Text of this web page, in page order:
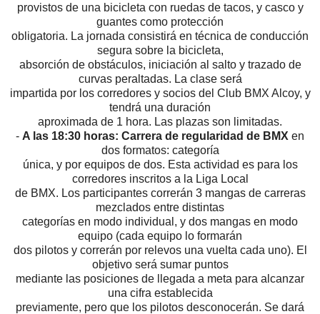
provistos de una bicicleta con ruedas de tacos, y casco y
guantes como protección
obligatoria. La jornada consistirá en técnica de conducción
segura sobre la bicicleta,
absorción de obstáculos, iniciación al salto y trazado de
curvas peraltadas. La clase será
impartida por los corredores y socios del Club BMX Alcoy, y
tendrá una duración
aproximada de 1 hora. Las plazas son limitadas.
- A las 18:30 horas: Carrera de regularidad de BMX en
dos formatos: categoría
única, y por equipos de dos. Esta actividad es para los
corredores inscritos a la Liga Local
de BMX. Los participantes correrán 3 mangas de carreras
mezclados entre distintas
categorías en modo individual, y dos mangas en modo
equipo (cada equipo lo formarán
dos pilotos y correrán por relevos una vuelta cada uno). El
objetivo será sumar puntos
mediante las posiciones de llegada a meta para alcanzar
una cifra establecida
previamente, pero que los pilotos desconocerán. Se dará